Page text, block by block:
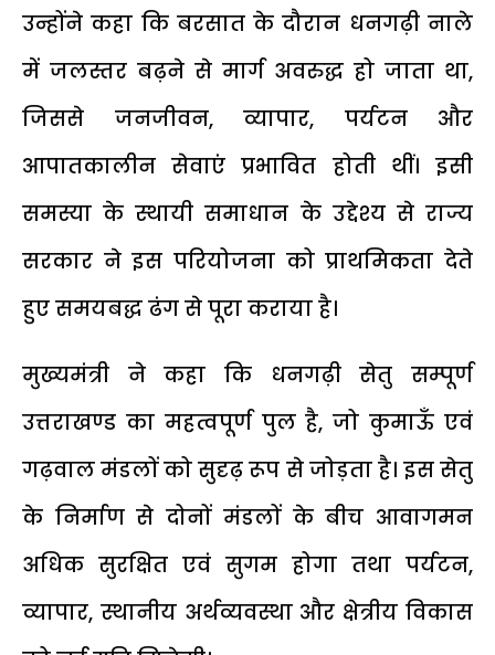
उन्होंने कहा कि बरसात के दौरान धनगढ़ी नाले
में जलस्तर बढ़ने से मार्ग अवरुद्ध हो जाता था,
जिससे जनजीवन, व्यापार, पर्यटन और
आपातकालीन सेवाएं प्रभावित होती थीं। इसी
समस्या के स्थायी समाधान के उद्देश्य से राज्य
सरकार ने इस परियोजना को प्राथमिकता देते
हुए समयबद्ध ढंग से पूरा कराया है।
मुख्यमंत्री ने कहा कि धनगढ़ी सेतु सम्पूर्ण
उत्तराखण्ड का महत्वपूर्ण पुल है, जो कुमाऊँ एवं
गढ़वाल मंडलों को सुदृढ़ रूप से जोड़ता है। इस सेतु
के निर्माण से दोनों मंडलों के बीच आवागमन
अधिक सुरक्षित एवं सुगम होगा तथा पर्यटन,
व्यापार, स्थानीय अर्थव्यवस्था और क्षेत्रीय विकास